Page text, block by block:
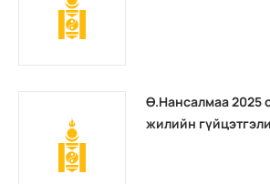
Ө.Нансалмаа 2025
жилийн